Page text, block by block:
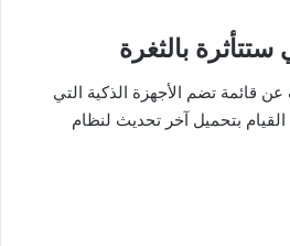
ستتأثرة بالثغرة
تضم الأجهزة الذكية التي
بتحميل آخر تحديث لنظام